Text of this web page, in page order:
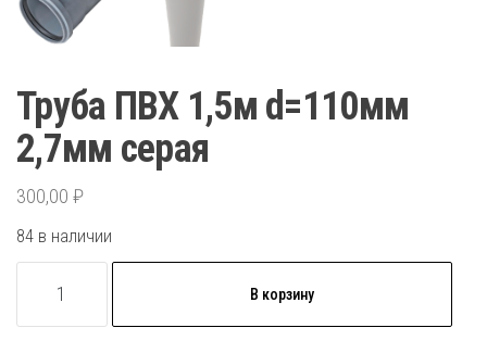
Труба ПВХ 1,5м d=110мм
2,7мм серая
300,00 ₽
84 в наличии
товара
В корзину